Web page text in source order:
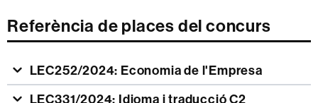
Referència de places del concurs
LEC252/2024: Economia de l'Empresa